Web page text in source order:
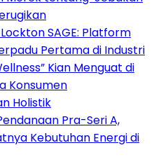
SAGE: Platform
Pertama di Industri
Kian Menguat di
Konsumen
Holistik
Pra-Seri A,
Kebutuhan Energi di